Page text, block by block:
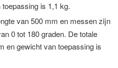
is 1,1 kg.
van 500 mm en messen zijn
0 tot 180 graden. De totale
en gewicht van toepassing is